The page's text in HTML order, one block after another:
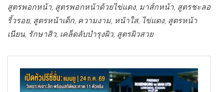
สูตรพอกหน้า, สูตรพอกหน้าด้วยไข่แดง, มาส์กหน้า, สูตรชะลอ
ริ้วรอย, สูตรหน้าเด็ก, ความงาม, หน้าใส, ไข่แดง, สูตรหน้า
เนียน, รักษาสิว, เคล็ดลับบำรุงผิว, สูตรผิวสวย